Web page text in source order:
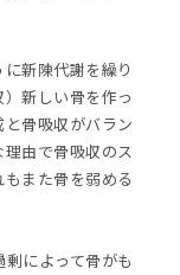
新陳代謝を繰り
新しい骨を作っ
骨吸収がバラン
由で骨吸収のス
また骨を弱める
によって骨がも